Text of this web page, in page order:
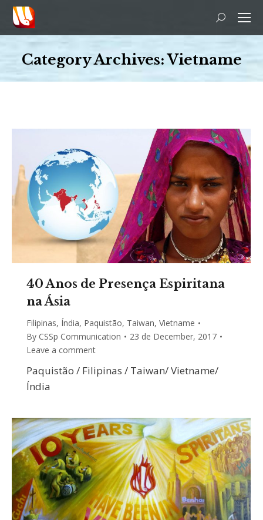
Search:
Category Archives:Vietname
You are here:
40 Anos de Presença Espiritana
na Ásia
Filipinas, Índia, Paquistão, Taiwan, Vietname
By CSSp Communication
23 de December, 2017
Leave a comment
Paquistão / Filipinas / Taiwan/ Vietname/
Índia